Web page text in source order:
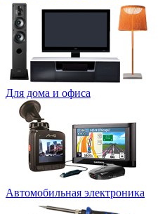
Для дома и офиса
Автомобильная электроника